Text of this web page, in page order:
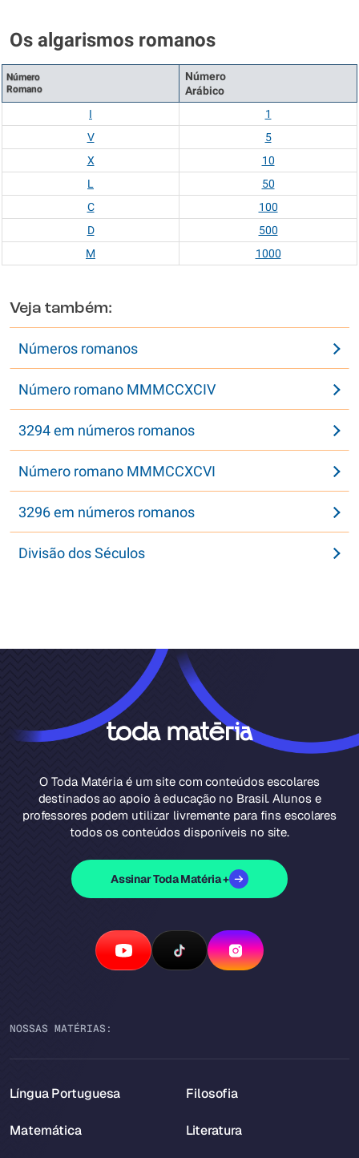
Os algarismos romanos
Número
Romano
Número
Arábico
I
1
V
5
X
10
L
50
C
100
D
500
M
1000
Veja também:
Números romanos
Número romano MMMCCXCIV
3294 em números romanos
Número romano MMMCCXCVI
3296 em números romanos
Divisão dos Séculos
O Toda Matéria é um site com conteúdos escolares
destinados ao apoio à educação no Brasil. Alunos e
professores podem utilizar livremente para fins escolares
todos os conteúdos disponíveis no site.
Assinar Toda Matéria +
NOSSAS MATÉRIAS:
Língua Portuguesa
Matemática
Filosofia
Literatura